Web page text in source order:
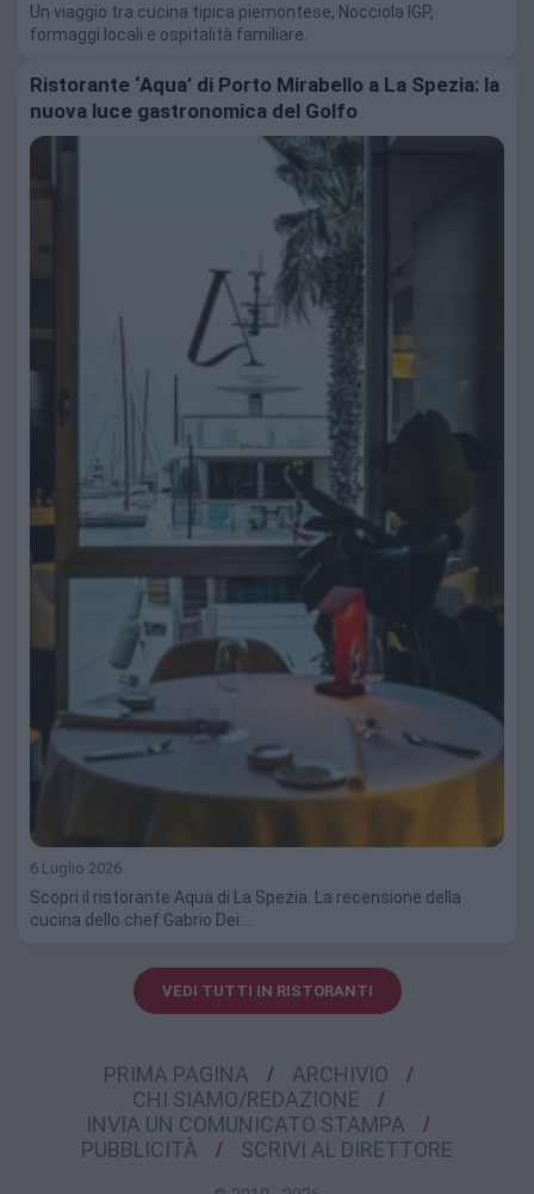
Un viaggio tra cucina tipica piemontese, Nocciola IGP,
formaggi locali e ospitalità familiare.
Ristorante ‘Aqua’ di Porto Mirabello a La Spezia: la
nuova luce gastronomica del Golfo
6 Luglio 2026
Scopri il ristorante Aqua di La Spezia. La recensione della
cucina dello chef Gabrio Dei:…
VEDI TUTTI IN RISTORANTI
PRIMA PAGINA
ARCHIVIO
CHI SIAMO/REDAZIONE
INVIA UN COMUNICATO STAMPA
PUBBLICITÀ
SCRIVI AL DIRETTORE